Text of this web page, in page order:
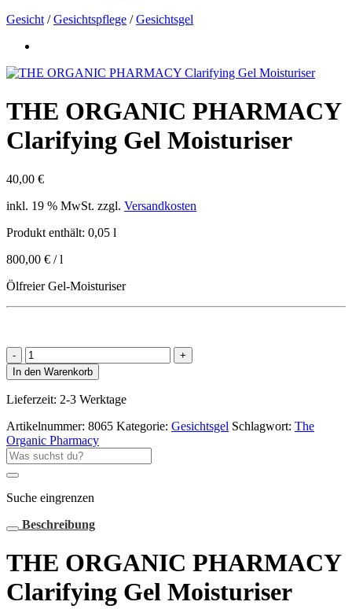
Gesicht / Gesichtspflege / Gesichtsgel
THE ORGANIC PHARMACY
Clarifying Gel Moisturiser
40,00 €
inkl. 19 % MwSt. zzgl. Versandkosten
Produkt enthält: 0,05 l
800,00 € /l
Ölfreier Gel-Moisturiser
THE
ORGANIC
PHARMACY
Clarifying
Moisturiser
Menge
In den Warenkorb
Lieferzeit: 2-3 Werktage
Artikelnummer: 8065 Kategorie: Gesichtsgel Schlagwort: The
Organic Pharmacy
Suche
nach:
Suche eingrenzen
Beschreibung
THE ORGANIC PHARMACY
Clarifying Gel Moisturiser